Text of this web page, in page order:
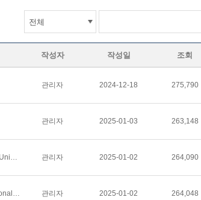
작성자 작성일 조회
관리자 2024-12-18 275,790
관리자 2025-01-03 263,148
(2024 Study in Korea Education Fair, Interview) 성균관대학교 – Sungkyunkwan University 관리자 2025-01-02 264,090
(2024 Study in Korea Education Fair, Interview) 국립순천대학교 – Sunchon National University 관리자 2025-01-02 264,048